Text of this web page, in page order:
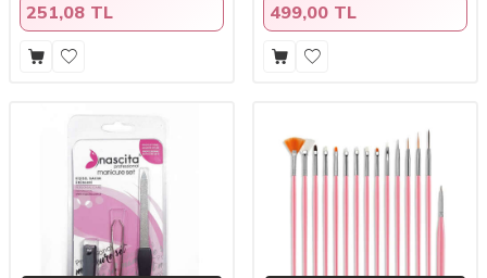
251,08 TL 499,00 TL